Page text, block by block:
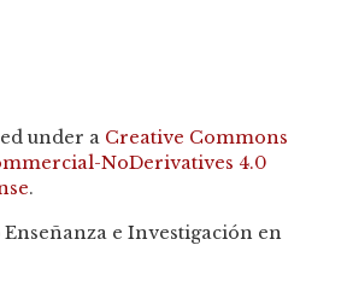
under a Creative Commons
NoDerivatives 4.0
.
e Investigación en